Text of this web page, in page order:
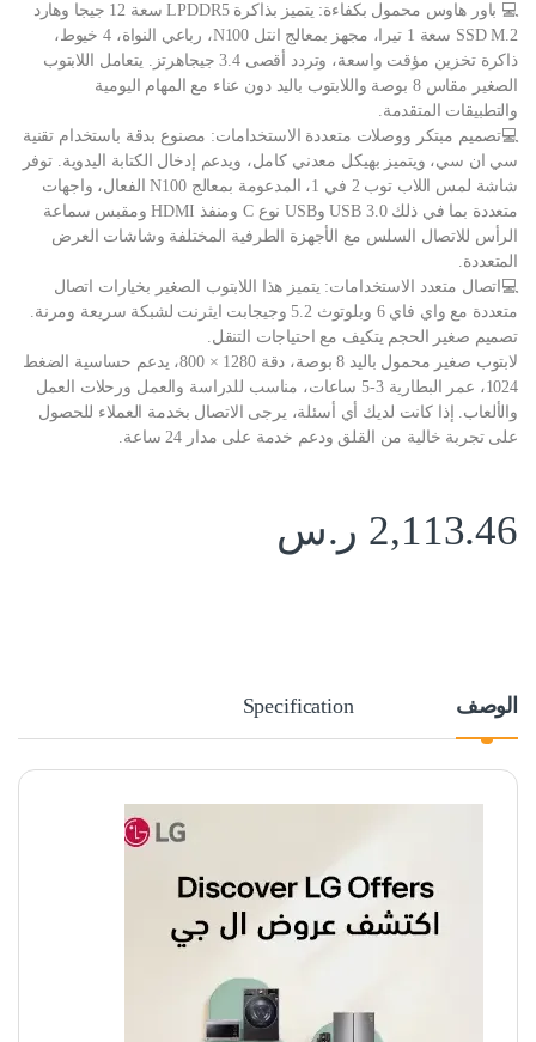
💻 باور هاوس محمول بكفاءة: يتميز بذاكرة LPDDR5 سعة 12 جيجا وهارد
SSD M.2 سعة 1 تيرا، مجهز بمعالج انتل N100، رباعي النواة، 4 خيوط،
ذاكرة تخزين مؤقت واسعة، وتردد أقصى 3.4 جيجاهرتز. يتعامل اللابتوب
الصغير مقاس 8 بوصة واللابتوب باليد دون عناء مع المهام اليومية
والتطبيقات المتقدمة.
💻تصميم مبتكر ووصلات متعددة الاستخدامات: مصنوع بدقة باستخدام تقنية
سي ان سي، ويتميز بهيكل معدني كامل، ويدعم إدخال الكتابة اليدوية. توفر
شاشة لمس اللاب توب 2 في 1، المدعومة بمعالج N100 الفعال، واجهات
متعددة بما في ذلك USB 3.0 وUSB نوع C ومنفذ HDMI ومقبس سماعة
الرأس للاتصال السلس مع الأجهزة الطرفية المختلفة وشاشات العرض
المتعددة.
💻اتصال متعدد الاستخدامات: يتميز هذا اللابتوب الصغير بخيارات اتصال
متعددة مع واي فاي 6 وبلوتوث 5.2 وجيجابت ايثرنت لشبكة سريعة ومرنة.
تصميم صغير الحجم يتكيف مع احتياجات التنقل.
لابتوب صغير محمول باليد 8 بوصة، دقة 1280 × 800، يدعم حساسية الضغط
1024، عمر البطارية 3-5 ساعات، مناسب للدراسة والعمل ورحلات العمل
والألعاب. إذا كانت لديك أي أسئلة، يرجى الاتصال بخدمة العملاء للحصول
على تجربة خالية من القلق ودعم خدمة على مدار 24 ساعة.
2,113.46 ر.س
الوصف Specification